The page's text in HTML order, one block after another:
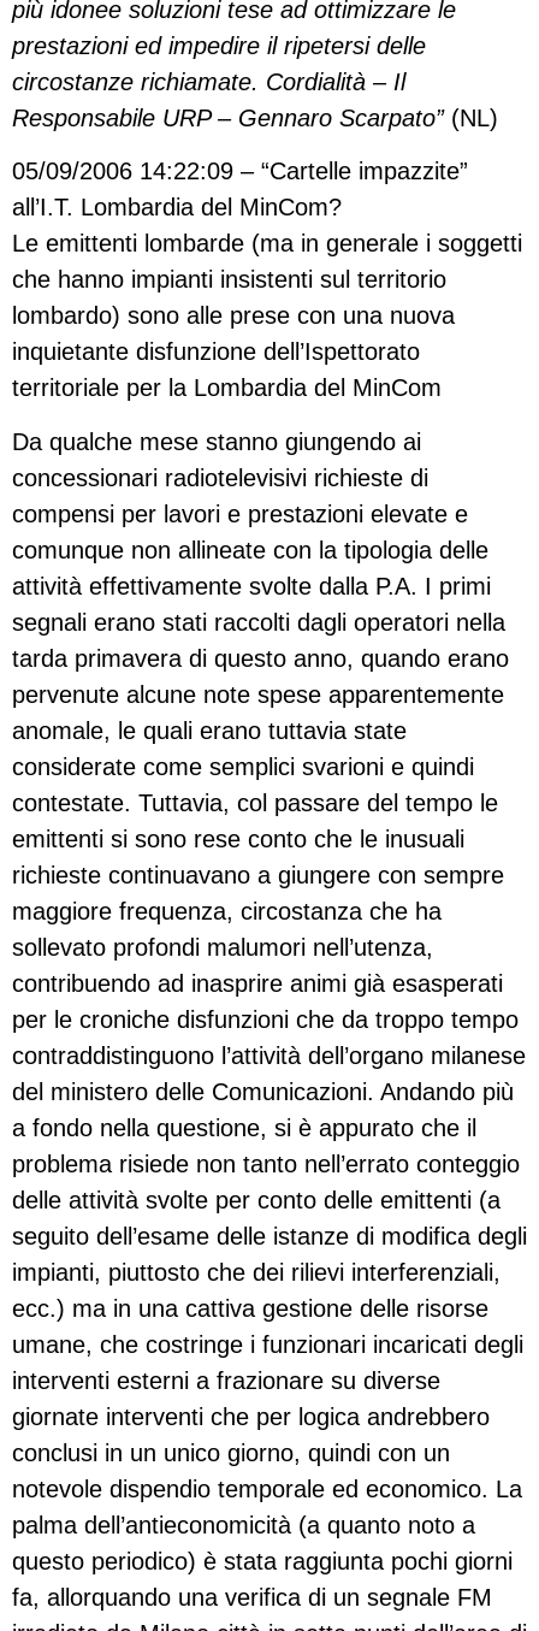
più idonee soluzioni tese ad ottimizzare le
prestazioni ed impedire il ripetersi delle
circostanze richiamate. Cordialità – Il
Responsabile URP – Gennaro Scarpato” (NL)
05/09/2006 14:22:09 – “Cartelle impazzite”
all’I.T. Lombardia del MinCom?
Le emittenti lombarde (ma in generale i soggetti
che hanno impianti insistenti sul territorio
lombardo) sono alle prese con una nuova
inquietante disfunzione dell’Ispettorato
territoriale per la Lombardia del MinCom
Da qualche mese stanno giungendo ai
concessionari radiotelevisivi richieste di
compensi per lavori e prestazioni elevate e
comunque non allineate con la tipologia delle
attività effettivamente svolte dalla P.A. I primi
segnali erano stati raccolti dagli operatori nella
tarda primavera di questo anno, quando erano
pervenute alcune note spese apparentemente
anomale, le quali erano tuttavia state
considerate come semplici svarioni e quindi
contestate. Tuttavia, col passare del tempo le
emittenti si sono rese conto che le inusuali
richieste continuavano a giungere con sempre
maggiore frequenza, circostanza che ha
sollevato profondi malumori nell’utenza,
contribuendo ad inasprire animi già esasperati
per le croniche disfunzioni che da troppo tempo
contraddistinguono l’attività dell’organo milanese
del ministero delle Comunicazioni. Andando più
a fondo nella questione, si è appurato che il
problema risiede non tanto nell’errato conteggio
delle attività svolte per conto delle emittenti (a
seguito dell’esame delle istanze di modifica degli
impianti, piuttosto che dei rilievi interferenziali,
ecc.) ma in una cattiva gestione delle risorse
umane, che costringe i funzionari incaricati degli
interventi esterni a frazionare su diverse
giornate interventi che per logica andrebbero
conclusi in un unico giorno, quindi con un
notevole dispendio temporale ed economico. La
palma dell’antieconomicità (a quanto noto a
questo periodico) è stata raggiunta pochi giorni
fa, allorquando una verifica di un segnale FM